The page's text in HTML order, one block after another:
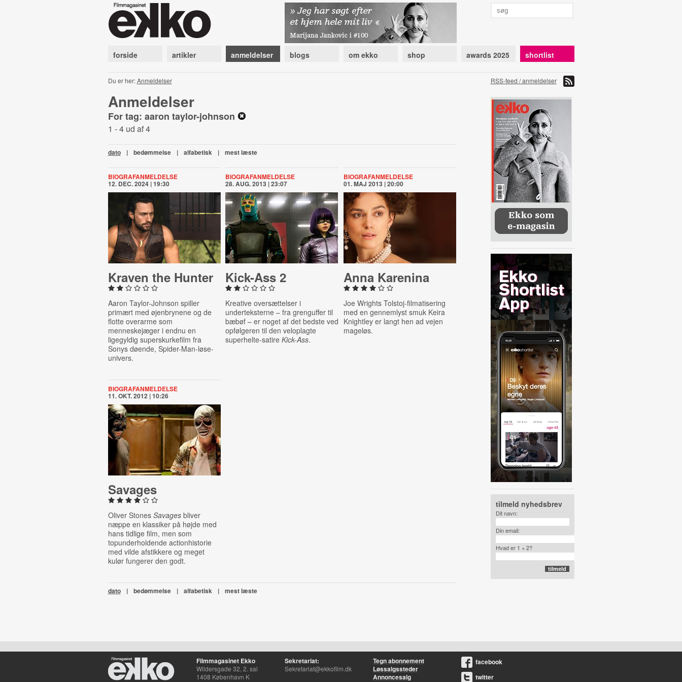
forside artikler anmeldelser blogs om ekko shop awards 2025 shortlist
Du er her:Anmeldelser RSS-feed / anmeldelser
Anmeldelser
For tag: aaron taylor-johnson
1 - 4 ud af 4
dato | bedømmelse | alfabetisk | mest læste
BIOGRAFANMELDELSE
12. DEC. 2024 | 19:30
Kraven the Hunter
Aaron Taylor-Johnson spiller
primært med øjenbrynene og de
flotte overarme som
menneskejæger i endnu en
ligegyldig superskurkefilm fra
Sonys døende, Spider-Man-løse-
univers.
BIOGRAFANMELDELSE
28. AUG. 2013 | 23:07
Kick-Ass 2
Kreative oversættelser i
underteksterne – fra grenguffer til
bæbøf – er noget af det bedste ved
opfølgeren til den veloplagte
superhelte-satireKick-Ass.
BIOGRAFANMELDELSE
01. MAJ 2013 | 20:00
Anna Karenina
Joe Wrights Tolstoj-filmatisering
med en gennemlyst smuk Keira
Knightley er langt hen ad vejen
mageløs.
BIOGRAFANMELDELSE
11. OKT. 2012 | 10:26
Savages
Oliver Stones Savagesbliver
næppe en klassiker på højde med
hans tidlige film, men som
topunderholdende actionhistorie
med vilde afstikkere og meget
kulør fungerer den godt.
dato | bedømmelse | alfabetisk | mest læste
tilmeld nyhedsbrev
Dit navn:
Din email:
Hvad er 1 + 2?
Filmmagasinet Ekko
Wildersgade 32, 2. sal
1408 København K
Sekretariat:
Sekretariat@ekkofilm.dk
Tegn abonnement
Løssalgssteder
Annoncesalg
facebook
twitter